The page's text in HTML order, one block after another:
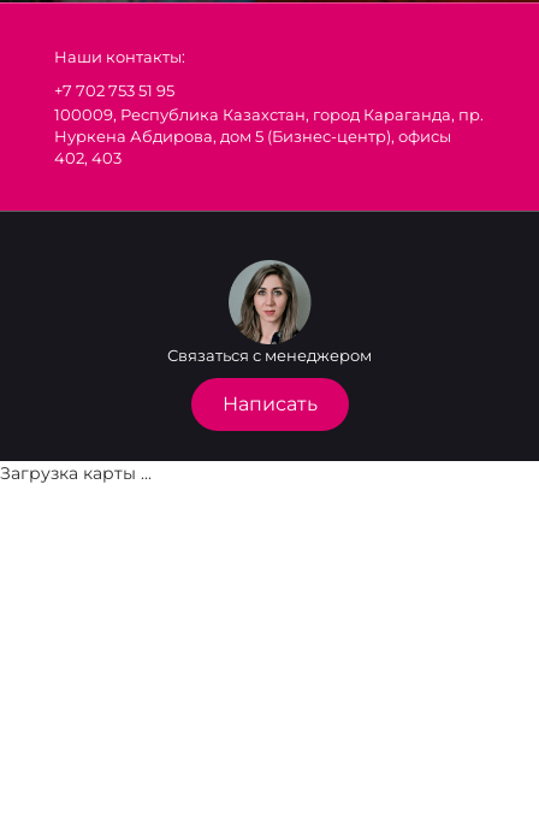
Наши контакты:
+7 702 753 51 95
100009, Республика Казахстан, город Караганда, пр.
Нуркена Абдирова, дом 5 (Бизнес-центр), офисы
402, 403
Связаться с менеджером
Написать
Загрузка карты ...